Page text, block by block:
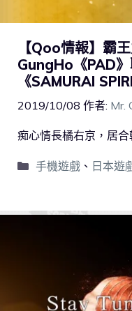
【Qoo情報】霸
GungHo《PAD
《SAMURAI
2019/10/08 作者: Mr.
痴心情長橘右京，居
手機遊戲、 日本遊